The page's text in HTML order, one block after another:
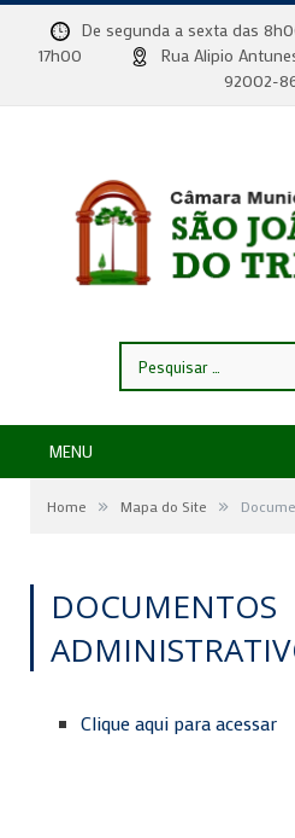
De segunda a sexta das
17h00
Rua Alipio
92002-
por:
MENU
Home » Mapa do Site »
DOCUMENTOS
Clique aqui para acessar